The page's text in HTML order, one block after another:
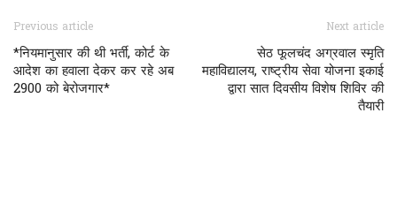
Previous article
*नियमानुसार की थी भर्ती, कोर्ट के
आदेश का हवाला देकर कर रहे अब
2900 को बेरोजगार*
Next article
सेठ फूलचंद अग्रवाल स्मृति
महाविद्यालय, राष्ट्रीय सेवा योजना इकाई
द्वारा सात दिवसीय विशेष शिविर की
तैयारी